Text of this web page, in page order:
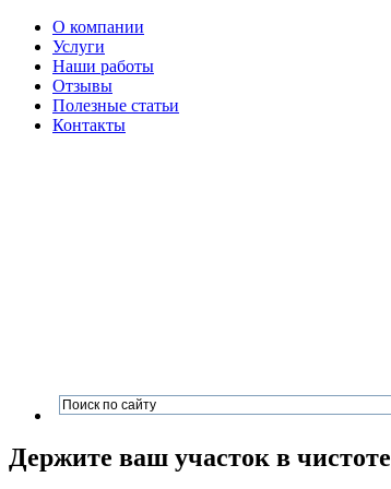
О компании
Услуги
Наши работы
Отзывы
Полезные статьи
Контакты
Держите ваш участок в чистоте